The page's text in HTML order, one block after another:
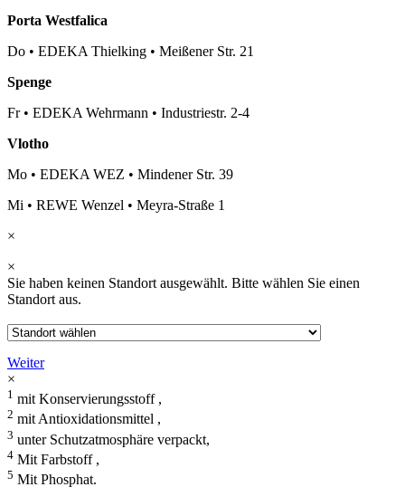
Porta Westfalica
Do • EDEKA Thielking • Meißener Str. 21
Spenge
Fr • EDEKA Wehrmann • Industriestr. 2-4
Vlotho
Mo • EDEKA WEZ • Mindener Str. 39
Mi • REWE Wenzel • Meyra-Straße 1
×
×
Sie haben keinen Standort ausgewählt. Bitte wählen Sie einen
Standort aus.
Weiter
×
1 mit Konservierungsstoff ,
2 mit Antioxidationsmittel ,
3 unter Schutzatmosphäre verpackt,
4 Mit Farbstoff ,
5 Mit Phosphat.